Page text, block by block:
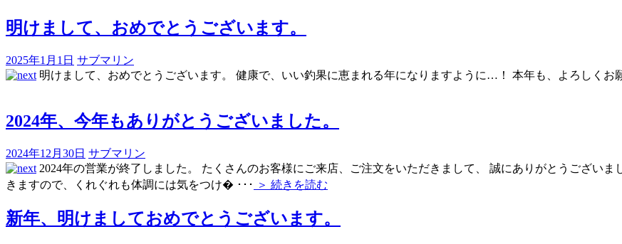
明けまして、おめでとうございます。
2025年1月1日 サブマリン
明けまして、おめでとうございます。 健康で、いい釣果に恵まれる年になりますように…！ 本年も、よろしくお
2024年、今年もありがとうございました。
2024年12月30日 サブマリン
2024年の営業が終了しました。 たくさんのお客様にご来店、ご注文をいただきまして、 誠にありがとうござい
きますので、くれぐれも体調には気をつけ� ･･･ ＞ 続きを読む
新年、明けましておめでとうございます。